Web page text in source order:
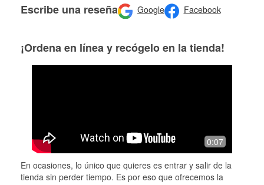
Escribe una reseña Google Facebook
¡Ordena en línea y recógelo en la tienda!
0:07
En ocasiones, lo único que quieres es entrar y salir de la
tienda sin perder tiempo. Es por eso que ofrecemos la